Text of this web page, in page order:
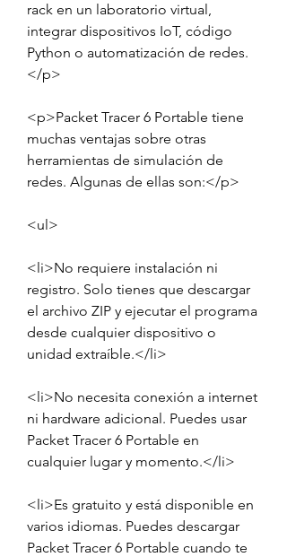
rack en un laboratorio virtual,
integrar dispositivos IoT, código
Python o automatización de redes.
</p>
<p>Packet Tracer 6 Portable tiene
muchas ventajas sobre otras
herramientas de simulación de
redes. Algunas de ellas son:</p>
<ul>
<li>No requiere instalación ni
registro. Solo tienes que descargar
el archivo ZIP y ejecutar el programa
desde cualquier dispositivo o
unidad extraíble.</li>
<li>No necesita conexión a internet
ni hardware adicional. Puedes usar
Packet Tracer 6 Portable en
cualquier lugar y momento.</li>
<li>Es gratuito y está disponible en
varios idiomas. Puedes descargar
Packet Tracer 6 Portable cuando te